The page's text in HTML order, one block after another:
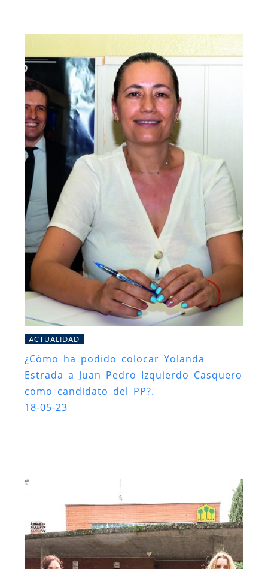
ACTUALIDAD
¿Cómo ha podido colocar Yolanda
Estrada a Juan Pedro Izquierdo Casquero
como candidato del PP?.
18-05-23